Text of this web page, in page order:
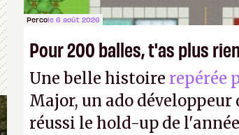
Percole 6 août 2026
Pour 200 balles, t'as plus rien
Une belle histoire repérée
Major, un ado développeur
réussi le hold-up de